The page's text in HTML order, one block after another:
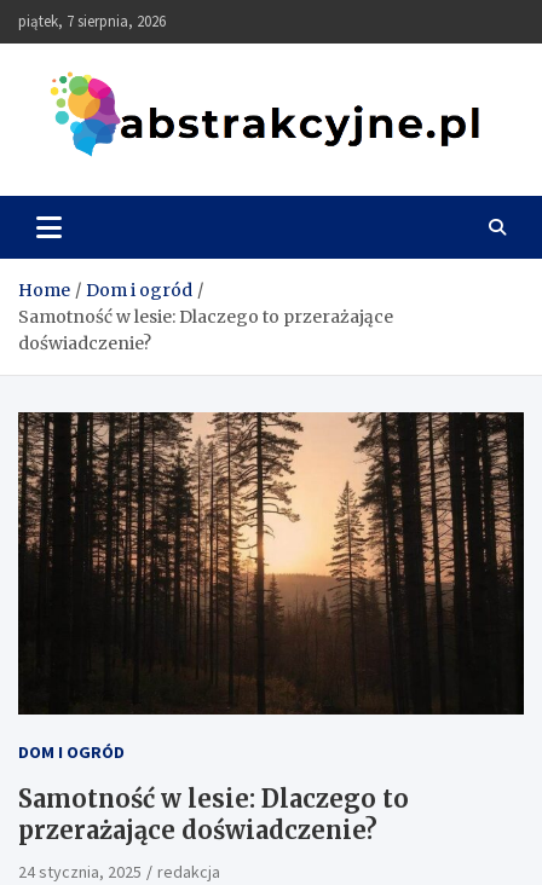
Skip
to
piątek, 7 sierpnia, 2026
Abstrakcyjne
Home
Dom i ogród
Samotność w lesie: Dlaczego to przerażające
doświadczenie?
DOM I OGRÓD
Samotność w lesie: Dlaczego to
przerażające doświadczenie?
24 stycznia, 2025 redakcja